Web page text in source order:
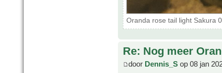
Oranda rose tail light Sakura
Re: Nog meer
door Dennis_S op 08 jan